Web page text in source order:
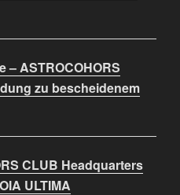
– ASTROCOHORS
zu bescheidenem
CLUB Headquarters
ULTIMA